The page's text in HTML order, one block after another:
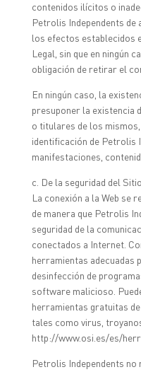
contenidos ilícitos o
Petrolis Independents de
los efectos establecidos
Legal, sin que en ningún
obligación de retirar el
En ningún caso, la
presuponer la existencia
o titulares de los
identificación de Petrolis
manifestaciones,
c. De la seguridad del
La conexión a la Web se
de manera que Petrolis
seguridad de la
conectados a Internet.
herramientas adecuadas
desinfección de
software malicioso.
herramientas gratuitas
tales como virus,
http://www.osi.es/es/
Petrolis Independents no